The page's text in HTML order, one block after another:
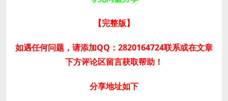
【完整版】
如遇任何问题，请添加QQ：2820164724联系或在文章
下方评论区留言获取帮助！
分享地址如下